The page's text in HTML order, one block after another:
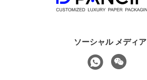
ソーシャル メディア